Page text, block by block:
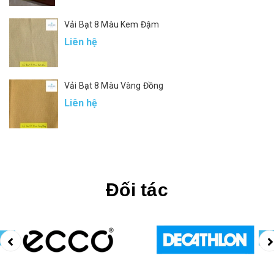
Vải Bạt 8 Màu Kem Đậm
Liên hệ
Vải Bạt 8 Màu Vàng Đồng
Liên hệ
Đối tác